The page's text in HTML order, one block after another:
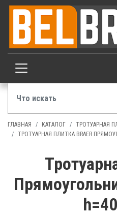
ГЛАВНАЯ КАТАЛОГ
ТРОТУАРНАЯ
ТРОТУАРНАЯ ПЛИТКА BRAER